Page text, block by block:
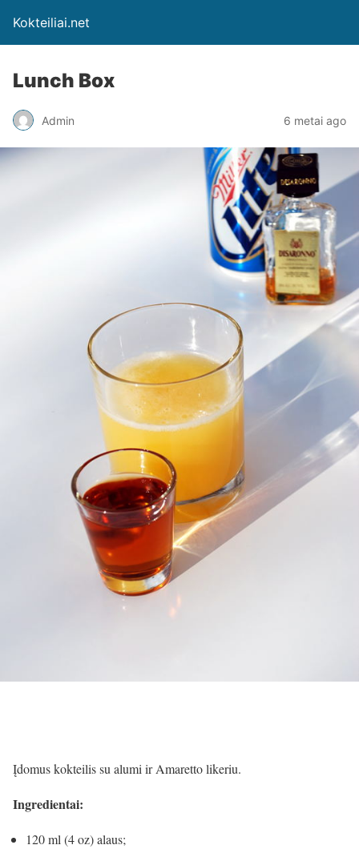
Kokteiliai.net
Lunch Box
Admin 6 metai ago
Įdomus kokteilis su alumi ir Amaretto likeriu.
Ingredientai:
120 ml (4 oz) alaus;